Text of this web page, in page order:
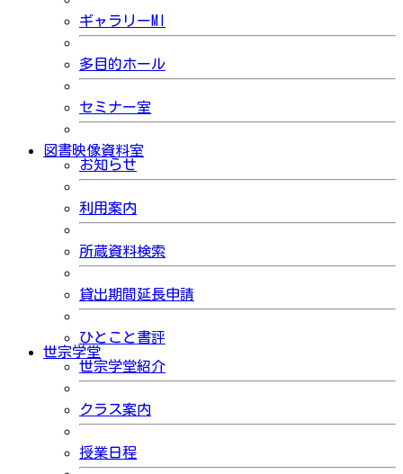
ギャラリーMI
多目的ホール
セミナー室
図書映像資料室
お知らせ
利用案内
所蔵資料検索
貸出期間延長申請
ひとこと書評
世宗学堂
世宗学堂紹介
クラス案内
授業日程